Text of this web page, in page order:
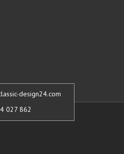
design24.com
027 862